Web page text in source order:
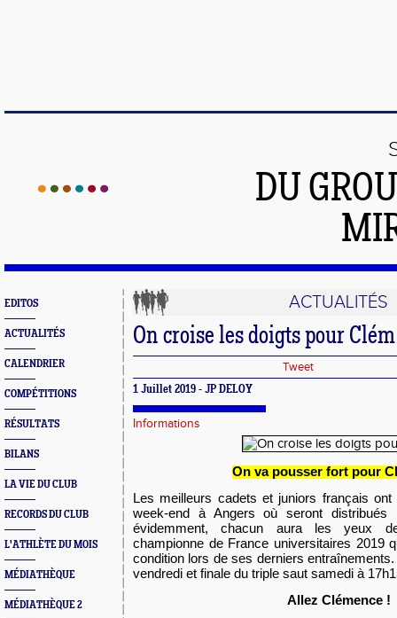
DU
EDITOS
ACTUALITÉS
CALENDRIER
COMPÉTITIONS
RÉSULTATS
BILANS
LA VIE DU CLUB
RECORDS DU CLUB
L'ATHLÈTE DU MOIS
MÉDIATHÈQUE
MÉDIATHÈQUE 2
ACTUALITÉS
On croise les doigts pour Clém
Tweet
1 Juillet 2019 - JP DELOY
Informations
On va pousser fort pour
Les meilleurs cadets et juniors français
week-end à Angers où seront
évidemment, chacun aura les yeux
championne de France universitaires 2019
condition lors de ses derniers
vendredi et finale du triple saut samedi à
Allez Clémence !